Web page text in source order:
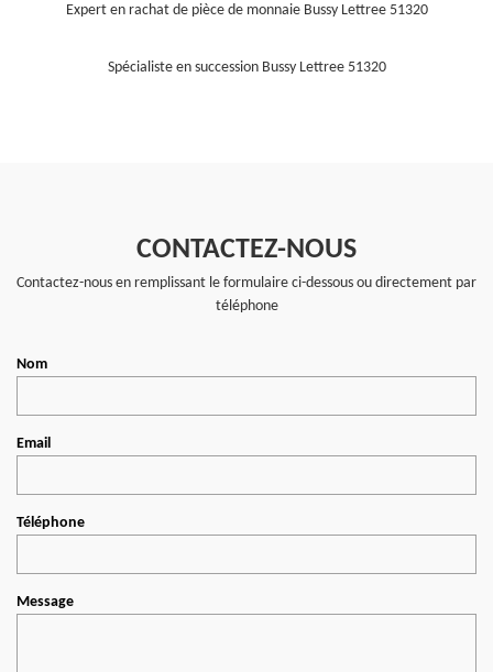
Expert en rachat de pièce de monnaie Bussy Lettree 51320
Spécialiste en succession Bussy Lettree 51320
CONTACTEZ-NOUS
Contactez-nous en remplissant le formulaire ci-dessous ou directement par
téléphone
Nom
Email
Téléphone
Message